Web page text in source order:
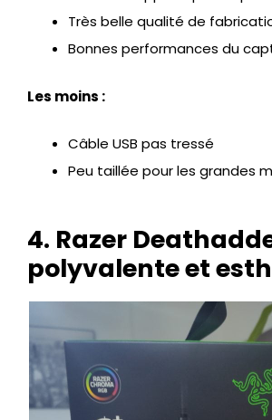
Très belle qualité de
Bonnes performances du
Les moins :
Câble USB pas tressé
Peu taillée pour les grandes
4. Razer
polyvalente et